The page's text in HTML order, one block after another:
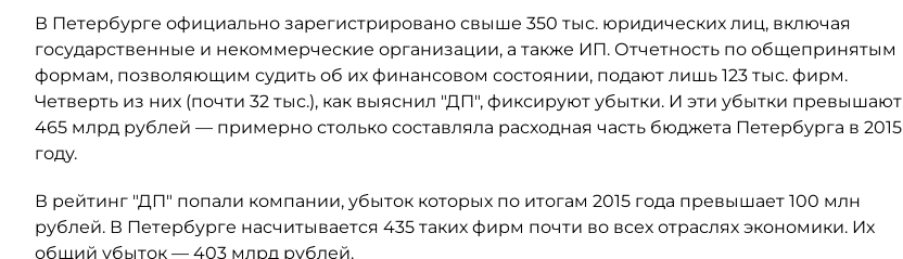
В Петербурге официально зарегистрировано свыше 350 тыс. юридических лиц, включая
государственные и некоммерческие организации, а также ИП. Отчетность по общепринятым
формам, позволяющим судить об их финансовом состоянии, подают лишь 123 тыс. фирм.
Четверть из них (почти 32 тыс.), как выяснил "ДП", фиксируют убытки. И эти убытки превышают
465 млрд рублей — примерно столько составляла расходная часть бюджета Петербурга в 2015
году.
В рейтинг "ДП" попали компании, убыток которых по итогам 2015 года превышает 100 млн
рублей. В Петербурге насчитывается 435 таких фирм почти во всех отраслях экономики. Их
общий убыток — 403 млрд рублей.